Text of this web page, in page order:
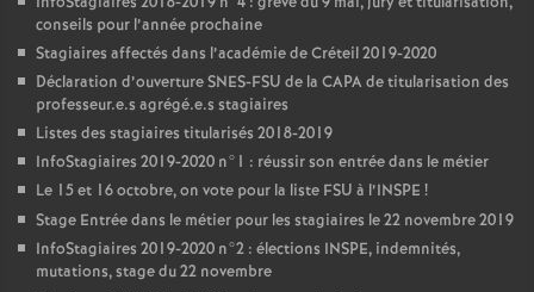
conseils pour l’année prochaine
Stagiaires affectés dans l’académie de Créteil 2019-2020
Déclaration d’ouvertureSNES-FSU de la CAPAde titularisation des
professeur.e.s agrégé.e.s stagiaires
Listes des stagiaires titularisés 2018-2019
InfoStagiaires 2019-2020 n°1 : réussir son entrée dans le métier
Le 15 et 16 octobre, on vote pour la liste FSU à l’INSPE !
Stage Entrée dans le métier pour les stagiaires le 22 novembre 2019
InfoStagiaires 2019-2020 n°2 : élections INSPE, indemnités,
mutations, stage du 22 novembre